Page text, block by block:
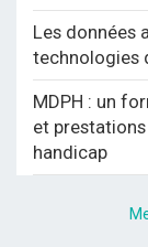
Les données
technologies
MDPH : un
et
handicap